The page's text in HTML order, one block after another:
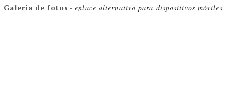
Galería de fotos -enlace alternativo para dispositivos móviles